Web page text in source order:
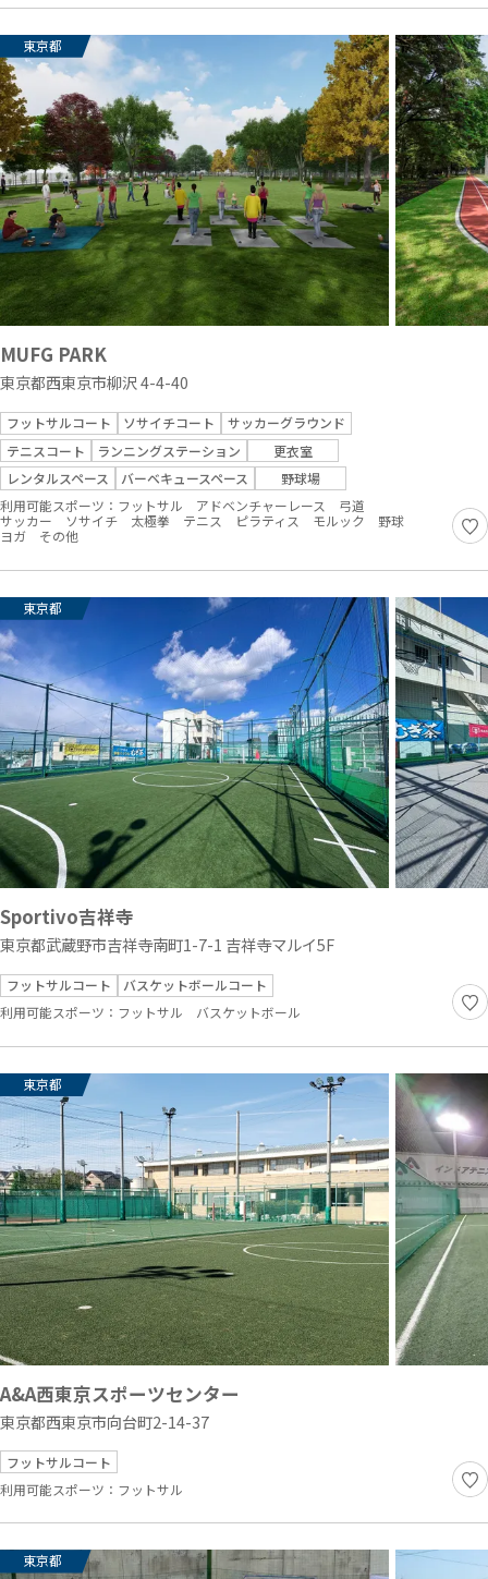
東京都
MUFG PARK
東京都西東京市柳沢 4-4-40
フットサルコート ソサイチコート
サッカーグラウンド
テニスコート
ランニングステーション
更衣室
レンタルスペース
バーベキュースペース
野球場
利用可能スポーツ： フットサル アドベンチャーレース
弓道
サッカー
ソサイチ 太極拳 テニス ピラティス モルック
野球
ヨガ
その他
東京都
Sportivo吉祥寺
東京都武蔵野市吉祥寺南町1-7-1 吉祥寺マルイ5F
フットサルコート
バスケットボールコート
利用可能スポーツ： フットサル バスケットボール
東京都
A&A西東京スポーツセンター
東京都西東京市向台町2-14-37
フットサルコート
利用可能スポーツ： フットサル
東京都